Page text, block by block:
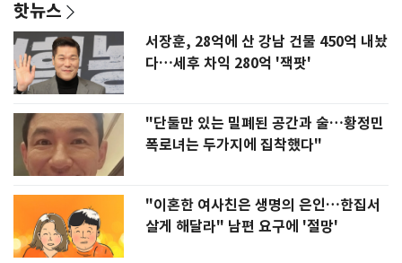
핫뉴스
서장훈, 28억에 산 강남 건물 450억 내놨
다…세후 차익 280억 '잭팟'
"단둘만 있는 밀폐된 공간과 술…황정민
폭로녀는 두가지에 집착했다"
"이혼한 여사친은 생명의 은인…한집서
살게 해달라" 남편 요구에 '절망'